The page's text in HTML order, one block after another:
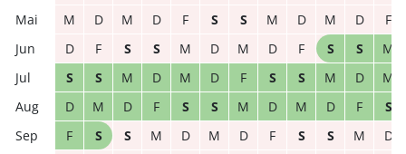
M
D M D F S S M D M D
F
D
F S S M D M D F S S
M
S
S M D M D F S S M D
M
D
M D F S S M D M D F
S
F
S S M D M D F S S M
D